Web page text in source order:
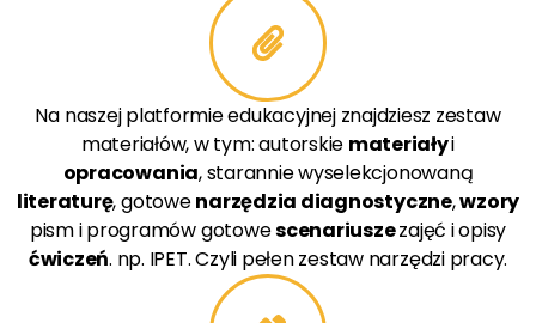
Na naszej platformie edukacyjnej znajdziesz zestaw
materiałów, w tym: autorskie materiałyi
opracowania, starannie wyselekcjonowaną
literaturę, gotowenarzędzia diagnostyczne,wzory
pism i programów gotowescenariuszezajęć i opisy
ćwiczeń. np. IPET. Czyli pełen zestaw narzędzi pracy.